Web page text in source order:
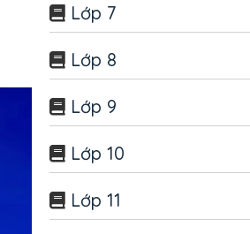
Lớp 7
Lớp 8
Lớp 9
Lớp 10
Lớp 11